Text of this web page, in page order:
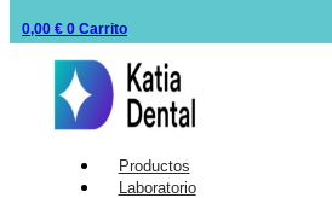
0,00 € 0 Carrito
Productos
Laboratorio